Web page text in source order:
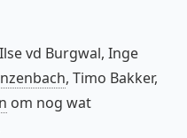
vd Burgwal, Inge
, Timo Bakker,
om nog wat